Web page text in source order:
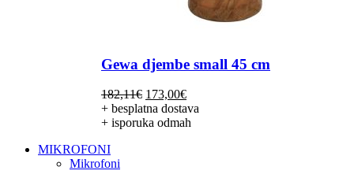
Gewa djembe small 45 cm
182,11€ Izvorna
cijena
bila
173,00€Trenutna
cijena
je:
+ besplatna dostava
+ isporuka odmah
MIKROFONI
Mikrofoni